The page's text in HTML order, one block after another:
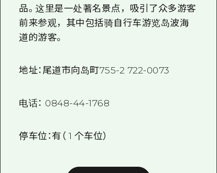
品。这里是一处著名景点，吸引了众多游客
前来参观，其中包括骑自行车游览岛波海
道的游客。
地址：尾道市向岛町755-2 722-0073
电话： 0848-44-1768
停车位：有（1 个车位）